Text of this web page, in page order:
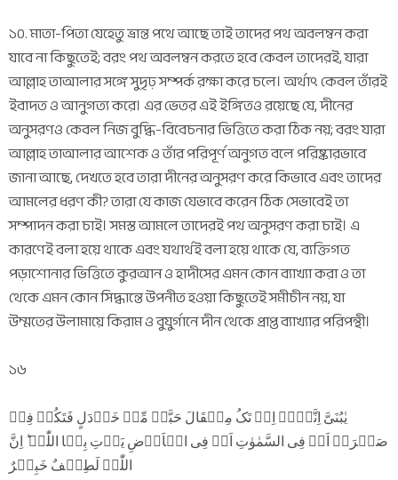
১০. মাতা-পিতা যেহেতু ভ্রান্ত পথে আছে তাই তাদের পথ অবলম্বন করা
যাবে না কিছুতেই; বরং পথ অবলম্বন করতে হবে কেবল তাদেরই, যারা
আল্লাহ তাআলার সঙ্গে সুদৃঢ় সম্পর্ক রক্ষা করে চলে। অর্থাৎ কেবল তাঁরই
ইবাদত ও আনুগত্য করে। এর ভেতর এই ইঙ্গিতও রয়েছে যে, দীনের
অনুসরণও কেবল নিজ বুদ্ধি-বিবেচনার ভিত্তিতে করা ঠিক নয়; বরং যারা
আল্লাহ তাআলার আশেক ও তাঁর পরিপূর্ণ অনুগত বলে পরিষ্কারভাবে
জানা আছে, দেখতে হবে তারা দীনের অনুসরণ করে কিভাবে এবং তাদের
আমলের ধরণ কী? তারা যে কাজ যেভাবে করেন ঠিক সেভাবেই তা
সম্পাদন করা চাই। সমস্ত আমলে তাদেরই পথ অনুসরণ করা চাই। এ
কারণেই বলা হয়ে থাকে এবং যথার্থই বলা হয়ে থাকে যে, ব্যক্তিগত
পড়াশোনার ভিত্তিতে কুরআন ও হাদীসের এমন কোন ব্যাখ্যা করা ও তা
থেকে এমন কোন সিদ্ধান্তে উপনীত হওয়া কিছুতেই সমীচীন নয়, যা
উম্মতের উলামায়ে কিরাম ও বুযুর্গানে দীন থেকে প্রাপ্ত ব্যাখ্যার পরিপন্থী।
১৬
یٰبُنَیَّ اِنَّہَاۤ اِنۡ تَکُ مِثۡقَالَ حَبَّۃٍ مِّنۡ خَرۡدَلٍ فَتَکُنۡ فِیۡ
صَخۡرَۃٍ اَوۡ فِی السَّمٰوٰتِ اَوۡ فِی الۡاَرۡضِ یَاۡتِ بِہَا اللّٰہُ ؕ اِنَّ
اللّٰہَ لَطِیۡفٌ خَبِیۡرٌ